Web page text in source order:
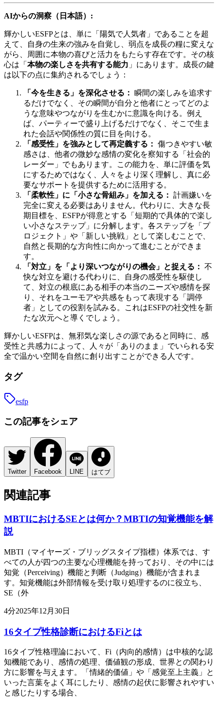
AIからの洞察（日本語）:
輝かしいESFPとは、単に「陽気で人気者」であることを超
えて、自身の生来の強みを自覚し、弱点を成長の糧に変えな
がら、周囲に本物の喜びと活力をもたらす存在です。その核
心は「 本物の楽しさを共有する能力 」にあります。成長の鍵
は以下の点に集約されるでしょう：
「今を生きる」を深化させる： 瞬間の楽しみを追求す
るだけでなく、その瞬間が自分と他者にとってどのよ
うな意味やつながりを生むかに意識を向ける。例え
ば、パーティーで盛り上げるだけでなく、そこで生ま
れた会話や関係性の質に目を向ける。
「感受性」を強みとして再定義する： 傷つきやすい敏
感さは、他者の微妙な感情の変化を察知する「社会的
レーダー」でもあります。この能力を、単に評価を気
にするためではなく、人々をより深く理解し、真に必
要なサポートを提供するために活用する。
「柔軟性」に「小さな骨組み」を加える： 計画嫌いを
完全に変える必要はありません。代わりに、大きな長
期目標を、ESFPが得意とする「短期的で具体的で楽し
い小さなステップ」に分解します。各ステップを「プ
ロジェクト」や「新しい挑戦」として楽しむことで、
自然と長期的な方向性に向かって進むことができま
す。
「対立」を「より深いつながりの機会」と捉える： 不
快な対立を避ける代わりに、自身の感受性を駆使し
て、対立の根底にある相手の本当のニーズや感情を探
り、それをユーモアや共感をもって表現する「調停
者」としての役割を試みる。これはESFPの社交性を新
たな次元へと導くでしょう。
輝かしいESFPは、無邪気な楽しさの源であると同時に、感
受性と共感力によって、人々が「ありのまま」でいられる安
全で温かい空間を自然に創り出すことができる人です。
タグ
esfp
この記事をシェア
Twitter Facebook LINE はてブ
関連記事
MBTIにおけるSEとは何か？MBTIの知覚機能を解
説
MBTI（マイヤーズ・ブリッグスタイプ指標）体系では、す
べての人が四つの主要な心理機能を持っており、その中には
知覚（Perceiving）機能と判断（Judging）機能が含まれま
す。知覚機能は外部情報を受け取り処理するのに役立ち、
SE（外
4分2025年12月30日
16タイプ性格診断におけるFiとは
16タイプ性格理論において、Fi（内向的感情）は中核的な認
知機能であり、感情の処理、価値観の形成、世界との関わり
方に影響を与えます。「情緒的価値」や「感覚至上主義」と
いった言葉をよく耳にしたり、感情の起伏に影響されやすい
と感じたりする場合、